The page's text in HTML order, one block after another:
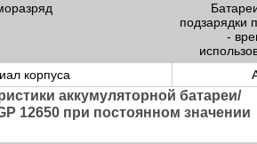
подзарядки
-
корпуса
аккумуляторной батареи/
12650 при постоянном значении